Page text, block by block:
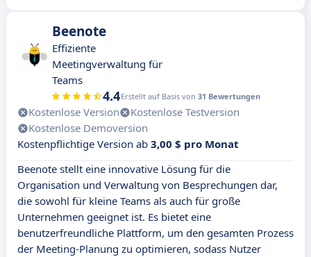
Beenote
Effiziente
Meetingverwaltung für
Teams
4.4Erstellt auf Basis von 31 Bewertungen
Kostenlose Version
Kostenlose Testversion
Kostenlose Demoversion
Kostenpflichtige Version ab 3,00 $ pro Monat
Beenote stellt eine innovative Lösung für die
Organisation und Verwaltung von Besprechungen dar,
die sowohl für kleine Teams als auch für große
Unternehmen geeignet ist. Es bietet eine
benutzerfreundliche Plattform, um den gesamten Prozess
der Meeting-Planung zu optimieren, sodass Nutzer